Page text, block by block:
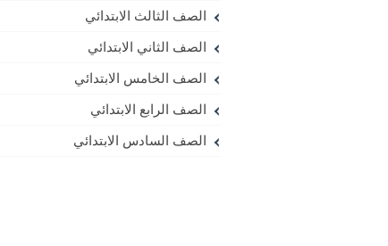
الصف الثالث الابتدائي
الصف الثاني الابتدائي
الصف الخامس الابتدائي
الصف الرابع الابتدائي
الصف السادس الابتدائي